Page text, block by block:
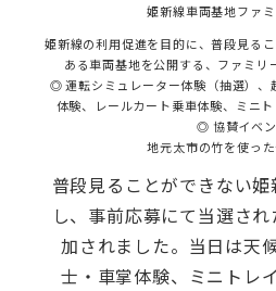
姫新線車両基地ファ
姫新線の利用促進を目的に、普段見る
ある車両基地を公開する、ファミリ
◎ 運転シミュレーター体験（抽選）、
体験、レールカート乗車体験、ミニ
◎ 協賛イベ
地元太市の竹を使っ
普段見ることができない
し、事前応募にて当選さ
加されました。当日は天
士・車掌体験、ミニトレ